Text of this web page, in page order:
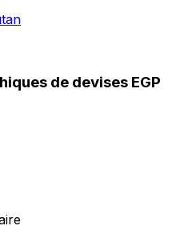
de devises EGP